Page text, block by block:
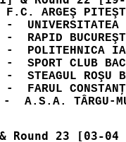
F.C. ARGEŞ
-
-  RAPID
POLITEHNICA
-  SPORT
STEAGUL